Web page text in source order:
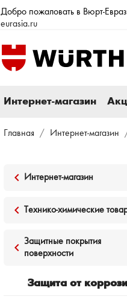
Добро пожаловать в Вюрт-
eurasia.ru
Интернет-магазин
Главная Интернет-магазин
keyboard_arrow_left Интернет-магазин
keyboard_arrow_left Технико-химические
keyboard_arrow_left Защитные покрытия
поверхности
Защита от